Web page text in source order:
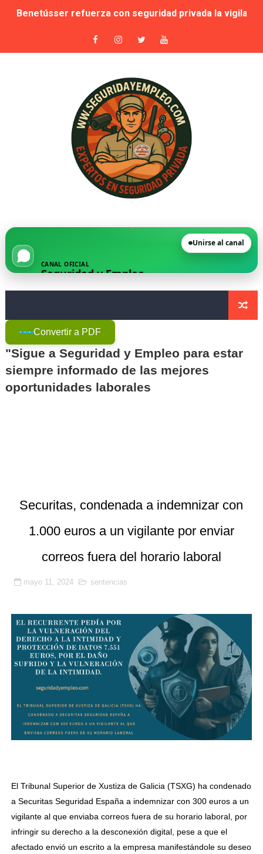
Publicada la lista de aptos para la habilitación como
Sale a licitación la seguridad privada de las piscinas
Adjudicado por 87,9 millones el contrato de apoyo a
🚨 Falta de vigilantes en El Retiro: cuando la
Suspensión cautelar de la adjudicación de varios
🛡️ Vecinos de VPP en Playa de San Juan denuncian
Novedad. Orden INT/25/2026 — Habilitación de
La Moraleja, condenada a readmitir a su director de
FGV destinará más de 30 millones de euros a los
🚨 Denunciado por intrusismo en seguridad privada
UCSP. Informe nº2014/068. Compatibilidad entre
Testimonios - Un vigilante logra que Inspección de
El futuro de la seguridad - Por Fran Medina Cruz
La justicia confirma la suspensión de empleo y sueldo
Benetússer refuerza con seguridad privada la
CANAL OFICIAL
Seguridad y Empleo
Unirse al canal
Convertir a PDF
"Sigue a Seguridad y Empleo para estar
siempre informado de las mejores
oportunidades laborales
Securitas, condenada a indemnizar con
1.000 euros a un vigilante por enviar
correos fuera del horario laboral
mayo 11, 2024 sentencias
El Tribunal Superior de Xustiza de Galicia (TSXG) ha condenado
a Securitas Seguridad España a indemnizar con 300 euros a un
vigilante al que enviaba correos fuera de su horario laboral, por
infringir su derecho a la desconexión digital, pese a que el
afectado envió un escrito a la empresa manifestándole su deseo